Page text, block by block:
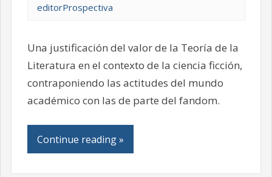
editorProspectiva
Una justificación del valor de la Teoría de la
Literatura en el contexto de la ciencia ficción,
contraponiendo las actitudes del mundo
académico con las de parte del fandom.
Continue reading »